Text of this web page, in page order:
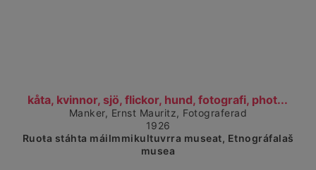
kåta, kvinnor, sjö, flickor, hund, fotografi, phot...
Čájet dárkkes dieđuid
Manker, Ernst Mauritz, Fotograferad
1926
Ruoŧa stáhta máilmmikultuvrra museat, Etnográfalaš
musea